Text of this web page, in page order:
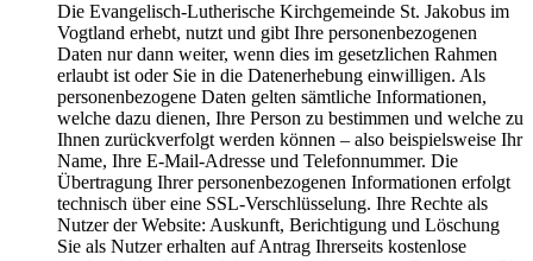
Die Evangelisch-Lutherische Kirchgemeinde St. Jakobus im
Vogtland erhebt, nutzt und gibt Ihre personenbezogenen
Daten nur dann weiter, wenn dies im gesetzlichen Rahmen
erlaubt ist oder Sie in die Datenerhebung einwilligen. Als
personenbezogene Daten gelten sämtliche Informationen,
welche dazu dienen, Ihre Person zu bestimmen und welche zu
Ihnen zurückverfolgt werden können – also beispielsweise Ihr
Name, Ihre E-Mail-Adresse und Telefonnummer. Die
Übertragung Ihrer personenbezogenen Informationen erfolgt
technisch über eine SSL-Verschlüsselung. Ihre Rechte als
Nutzer der Website: Auskunft, Berichtigung und Löschung
Sie als Nutzer erhalten auf Antrag Ihrerseits kostenlose